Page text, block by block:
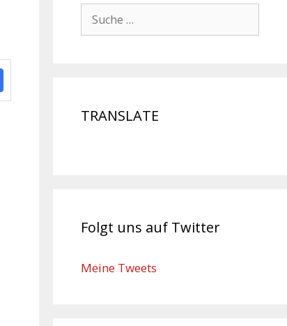
TRANSLATE
Folgt uns auf Twitter
Meine Tweets